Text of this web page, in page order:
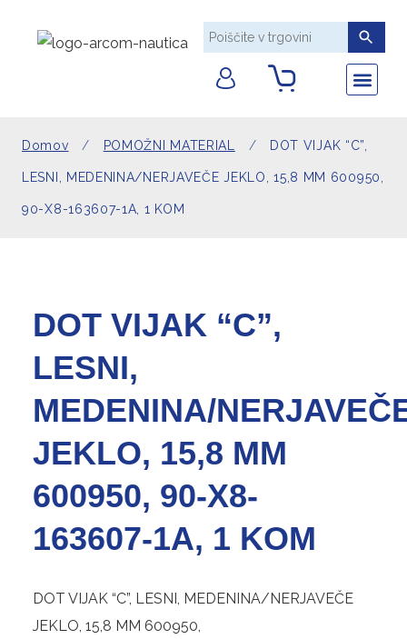
Domov / POMOŽNI MATERIAL / DOT VIJAK “C”,
LESNI, MEDENINA/NERJAVEČE JEKLO, 15,8 MM 600950,
90-X8-163607-1A, 1 KOM
DOT VIJAK “C”,
LESNI,
MEDENINA/
JEKLO, 15,8 MM
600950, 90-X8-
163607-1A, 1 KOM
DOT VIJAK “C”, LESNI, MEDENINA/NERJAVEČE
JEKLO, 15,8 MM 600950,